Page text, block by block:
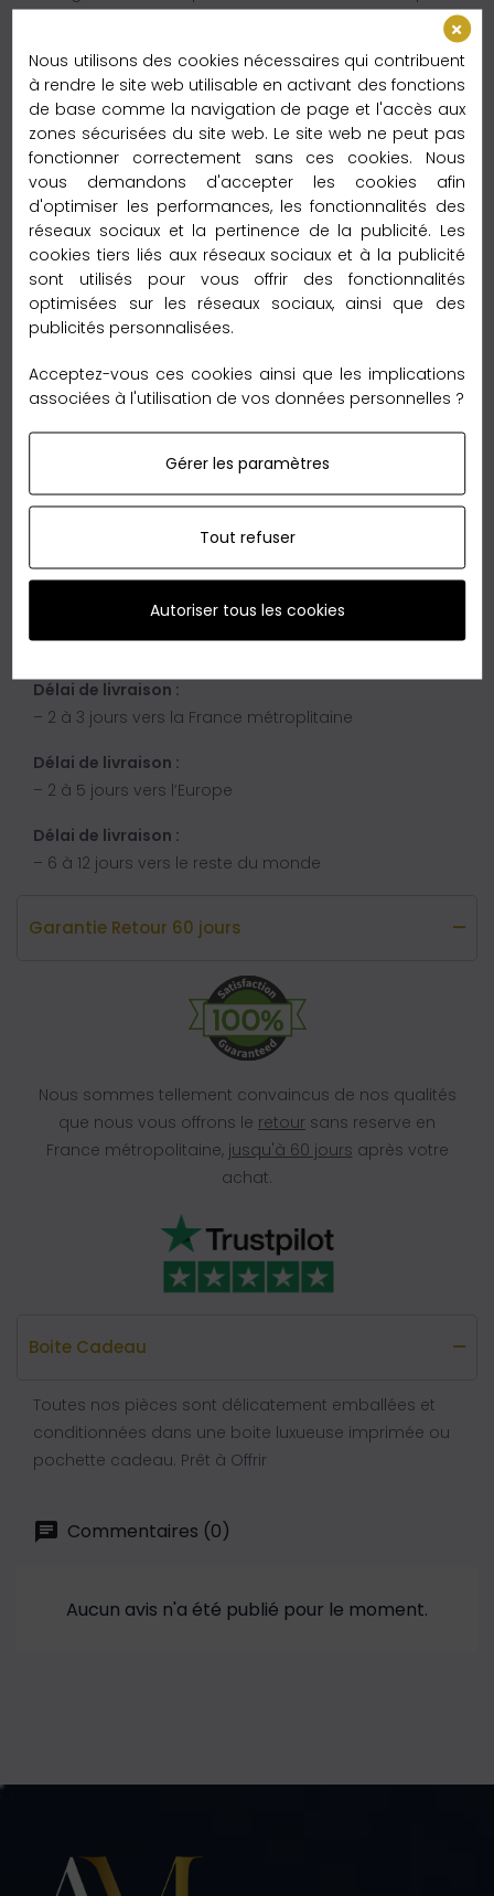
Un choix écologique et responsable
En choisissant ce carré de soie blanc, vous faites le
choix d'un produit écologique. La soie est une matière
naturelle, biodégradable et renouvelable, et nous
veillons à ce que nos emballages soient respectueux
de l'environnement. Optez pour le blanc, un choix chic
et responsable !
N'attendez plus pour vous procurer ce carré de soie
LABYRINTHE en blanc, l'accessoire mode indispensable
Profitez de notre promotion exclusive sur
En ce moment, bénéficiez d'une promotion
pas cette opportunité de vous faire plaisir ou de faire
plaisir à vos proches avec ce magnifique accessoire
de mode d'AccessModa.
Délai de livraison :
– 2 à 3 jours vers la France métroplitaine
Délai de livraison :
– 2 à 5 jours vers l’Europe
Délai de livraison :
– 6 à 12 jours vers le reste du monde
Garantie Retour 60 jours
Nous sommes tellement convaincus de nos qualités
que nous vous offrons le retour sans reserve en
France métropolitaine, jusqu'à 60 jours après votre
achat.
Boite Cadeau
Toutes nos pièces sont délicatement emballées et
conditionnées dans une boite luxueuse imprimée ou
pochette cadeau. Prêt à Offrir
Commentaires (0)
Aucun avis n'a été publié pour le moment.
Nous utilisons des cookies nécessaires qui contribuent
à rendre le site web utilisable en activant des fonctions
de base comme la navigation de page et l'accès aux
zones sécurisées du site web. Le site web ne peut pas
fonctionner correctement sans ces cookies. Nous
vous demandons d'accepter les cookies afin
d'optimiser les performances, les fonctionnalités des
réseaux sociaux et la pertinence de la publicité. Les
cookies tiers liés aux réseaux sociaux et à la publicité
sont utilisés pour vous offrir des fonctionnalités
optimisées sur les réseaux sociaux, ainsi que des
publicités personnalisées.
Acceptez-vous ces cookies ainsi que les implications
associées à l'utilisation de vos données personnelles ?
Gérer les paramètres
Tout refuser
Autoriser tous les cookies